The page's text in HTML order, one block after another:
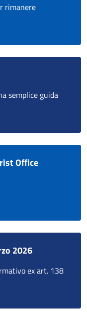
rimanere
semplice guida
Office
2026
ex art. 138